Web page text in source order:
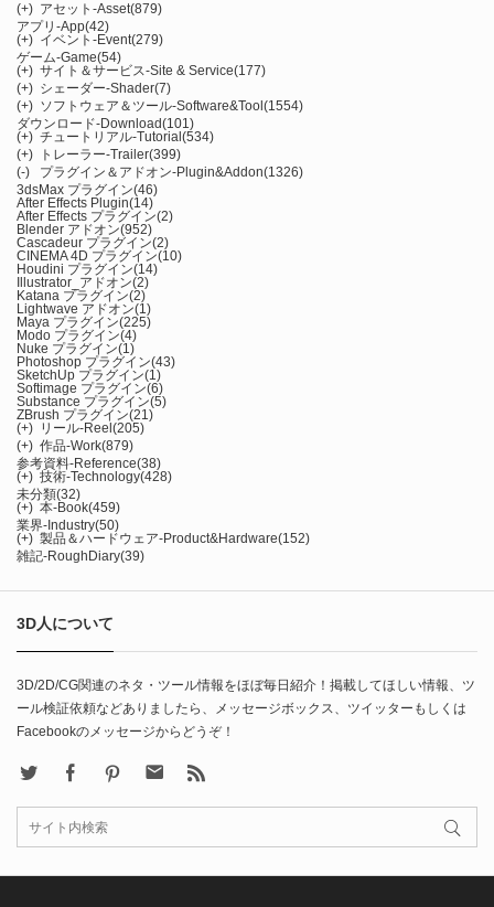
(+) アセット-Asset(879)
アプリ-App(42)
(+) イベント-Event(279)
ゲーム-Game(54)
(+) サイト＆サービス-Site & Service(177)
(+) シェーダー-Shader(7)
(+) ソフトウェア＆ツール-Software&Tool (1554)
ダウンロード-Download(101)
(+) チュートリアル-Tutorial (534)
(+)
トレーラー-Trailer(399)
(-)
プラグイン＆アドオン-Plugin&Addon(1326)
3dsMax プラグイン(46)
After Effects Plugin(14)
After Effects プラグイン(2)
Blender アドオン(952)
Cascadeur プラグイン(2)
CINEMA 4D プラグイン(10)
Houdini プラグイン(14)
Illustrator_アドオン(2)
Katana プラグイン(2)
Lightwave アドオン(1)
Maya プラグイン(225)
Modo プラグイン(4)
Nuke プラグイン(1)
Photoshop プラグイン(43)
SketchUp プラグイン(1)
Softimage プラグイン(6)
Substance プラグイン(5)
ZBrush プラグイン(21)
(+) リール-Reel (205)
(+) 作品-Work(879)
参考資料-Reference(38)
(+) 技術-Technology(428)
未分類(32)
(+) 本-Book(459)
業界-Industry(50)
(+) 製品＆ハードウェア-Product&Hardware(152)
雑記-RoughDiary(39)
3D人について
3D/2D/CG関連のネタ・ツール情報をほぼ毎日紹介！掲載してほしい情報、ツ
ール検証依頼などありましたら、メッセージボックス、ツイッターもしくは
Facebookのメッセージからどうぞ！
FacebookPinterest Contact